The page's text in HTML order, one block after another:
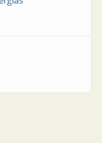
de energía solar